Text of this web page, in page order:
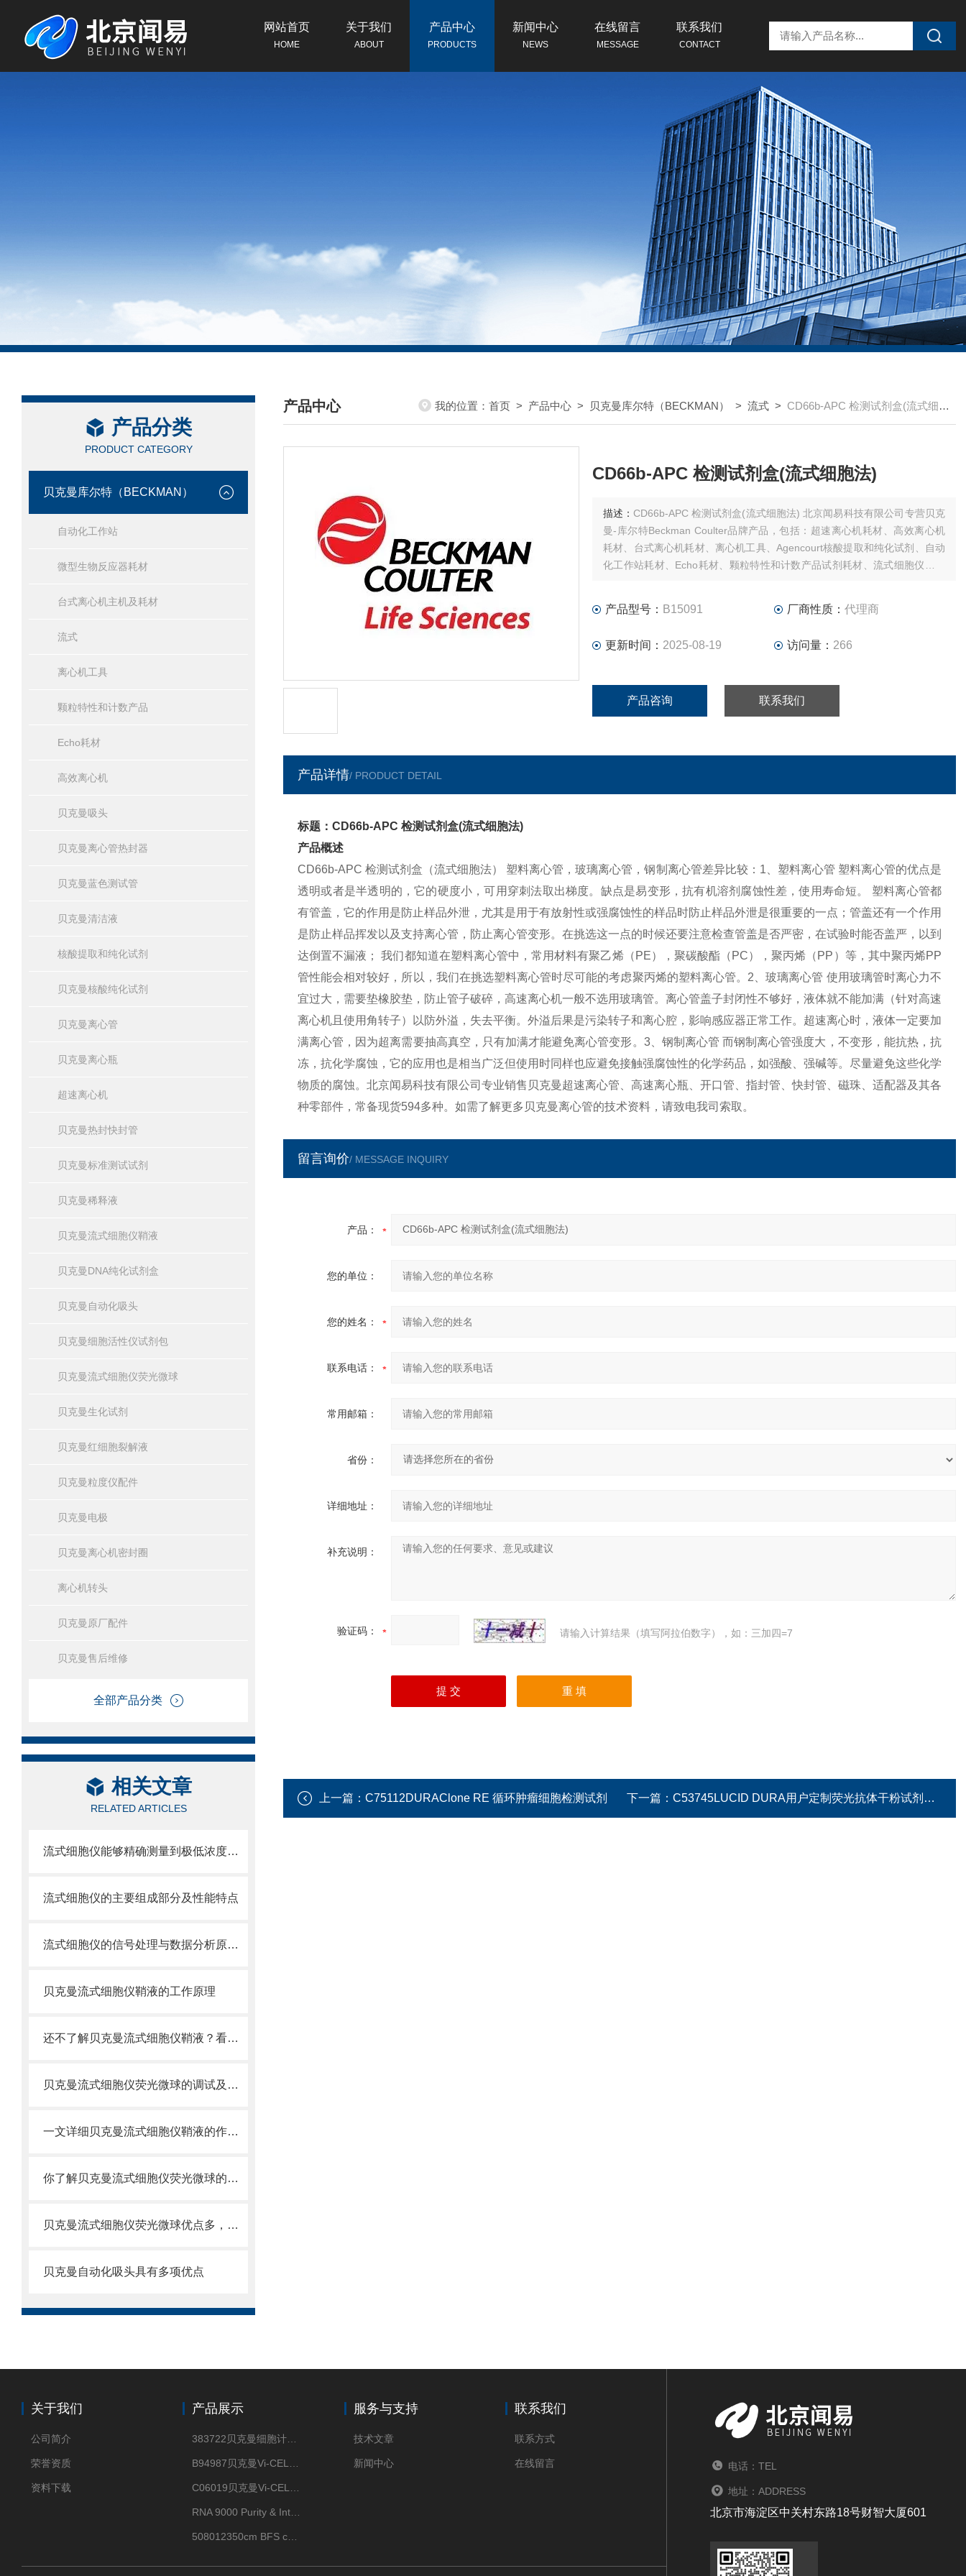
网站首页
HOME
关于我们
ABOUT
产品中心
PRODUCTS
新闻中心
NEWS
在线留言
MESSAGE
联系我们
CONTACT
产品分类
PRODUCT CATEGORY
贝克曼库尔特（BECKMAN）
自动化工作站
微型生物反应器耗材
台式离心机主机及耗材
流式
离心机工具
颗粒特性和计数产品
Echo耗材
高效离心机
贝克曼吸头
贝克曼离心管热封器
贝克曼蓝色测试管
贝克曼清洁液
核酸提取和纯化试剂
贝克曼核酸纯化试剂
贝克曼离心管
贝克曼离心瓶
超速离心机
贝克曼热封快封管
贝克曼标准测试试剂
贝克曼稀释液
贝克曼流式细胞仪鞘液
贝克曼DNA纯化试剂盒
贝克曼自动化吸头
贝克曼细胞活性仪试剂包
贝克曼流式细胞仪荧光微球
贝克曼生化试剂
贝克曼红细胞裂解液
贝克曼粒度仪配件
贝克曼电极
贝克曼离心机密封圈
离心机转头
贝克曼原厂配件
贝克曼售后维修
全部产品分类
相关文章
RELATED ARTICLES
流式细胞仪能够精确测量到极低浓度的标记物
流式细胞仪的主要组成部分及性能特点
流式细胞仪的信号处理与数据分析原理分析
贝克曼流式细胞仪鞘液的工作原理
还不了解贝克曼流式细胞仪鞘液？看这里就对了！
贝克曼流式细胞仪荧光微球的调试及使用
一文详细贝克曼流式细胞仪鞘液的作用原理
你了解贝克曼流式细胞仪荧光微球的制备之怎样的吗
贝克曼流式细胞仪荧光微球优点多，实用效果好
贝克曼自动化吸头具有多项优点
产品中心
/ PRODUCTS CENTER
我的位置：首页 > 产品中心 > 贝克曼库尔特（BECKMAN） >流式 > CD66b-APC 检测试剂盒(流式细胞法)
CD66b-APC 检测试剂盒(流式细胞法)
描述： CD66b-APC 检测试剂盒(流式细胞法) 北京闻易科技有限公司专营贝克
曼-库尔特Beckman Coulter品牌产品，包括：超速离心机耗材、高效离心机
耗材、台式离心机耗材、离心机工具、Agencourt核酸提取和纯化试剂、自动
化工作站耗材、Echo耗材、颗粒特性和计数产品试剂耗材、流式细胞仪试剂
产品型号： B15091 厂商性质： 代理商
更新时间： 2025-08-19 访问量： 266
产品咨询 联系我们
产品详情/ PRODUCT DETAIL
标题：CD66b-APC 检测试剂盒(流式细胞法)
产品概述
CD66b-APC 检测试剂盒（流式细胞法） 塑料离心管，玻璃离心管，钢制离心管差异比较：1、塑料离心管 塑料离心管的优点是
透明或者是半透明的，它的硬度小，可用穿刺法取出梯度。缺点是易变形，抗有机溶剂腐蚀性差，使用寿命短。 塑料离心管都
有管盖，它的作用是防止样品外泄，尤其是用于有放射性或强腐蚀性的样品时防止样品外泄是很重要的一点；管盖还有一个作用
是防止样品挥发以及支持离心管，防止离心管变形。在挑选这一点的时候还要注意检查管盖是否严密，在试验时能否盖严，以到
达倒置不漏液； 我们都知道在塑料离心管中，常用材料有聚乙烯（PE），聚碳酸酯（PC），聚丙烯（PP）等，其中聚丙烯PP
管性能会相对较好，所以，我们在挑选塑料离心管时尽可能的考虑聚丙烯的塑料离心管。2、玻璃离心管 使用玻璃管时离心力不
宜过大，需要垫橡胶垫，防止管子破碎，高速离心机一般不选用玻璃管。离心管盖子封闭性不够好，液体就不能加满（针对高速
离心机且使用角转子）以防外溢，失去平衡。外溢后果是污染转子和离心腔，影响感应器正常工作。超速离心时，液体一定要加
满离心管，因为超离需要抽高真空，只有加满才能避免离心管变形。3、钢制离心管 而钢制离心管强度大，不变形，能抗热，抗
冻，抗化学腐蚀，它的应用也是相当广泛但使用时同样也应避免接触强腐蚀性的化学药品，如强酸、强碱等。尽量避免这些化学
物质的腐蚀。北京闻易科技有限公司专业销售贝克曼超速离心管、高速离心瓶、开口管、指封管、快封管、磁珠、适配器及其各
种零部件，常备现货594多种。如需了解更多贝克曼离心管的技术资料，请致电我司索取。
留言询价/ MESSAGE INQUIRY
产品：
您的单位：
您的姓名：
联系电话：
常用邮箱：
省份：
详细地址：
补充说明：
验证码： 请输入计算结果（填写阿拉伯数字），如：三加四=7
上一篇： C75112DURAClone RE 循环肿瘤细胞检测试剂 下一篇： C53745LUCID DURA用户定制荧光抗体干粉试剂
关于我们
公司简介
荣誉资质
资料下载
产品展示 服务与支持
技术文章
新闻中心
联系我们
联系方式
在线留言 电话：TEL
地址：ADDRESS
北京市海淀区中关村东路18号财智大厦601